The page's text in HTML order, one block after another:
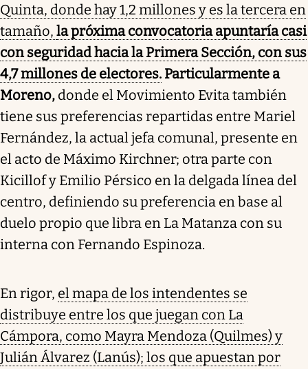
Quinta, donde hay 1,2 millones y es la tercera en
tamaño, la próxima convocatoria apuntaría casi
con seguridad hacia la Primera Sección, con sus
4,7 millones de electores. Particularmente a
Moreno, donde el Movimiento Evita también
tiene sus preferencias repartidas entre Mariel
Fernández, la actual jefa comunal, presente en
el acto de Máximo Kirchner; otra parte con
Kicillof y Emilio Pérsico en la delgada línea del
centro, definiendo su preferencia en base al
duelo propio que libra en La Matanza con su
interna con Fernando Espinoza.
En rigor, el mapa de los intendentes se
distribuye entre los que juegan con La
Cámpora, como Mayra Mendoza (Quilmes) y
Julián Álvarez (Lanús); los que apuestan por